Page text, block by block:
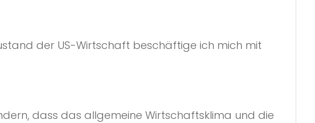
der US-Wirtschaft beschäftige ich mich mit
dass das allgemeine Wirtschaftsklima und die